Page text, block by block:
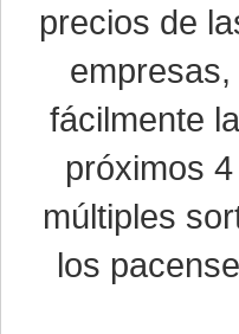
precios de
fácilmente
próximos
múltiples
los